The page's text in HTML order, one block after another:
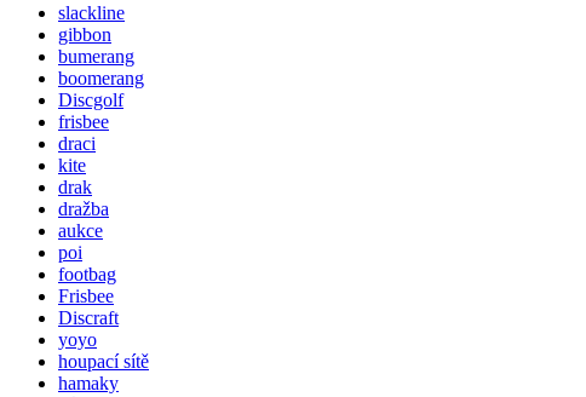
slackline
gibbon
bumerang
boomerang
Discgolf
frisbee
draci
kite
drak
dražba
aukce
poi
footbag
Frisbee
Discraft
yoyo
houpací sítě
hamaky